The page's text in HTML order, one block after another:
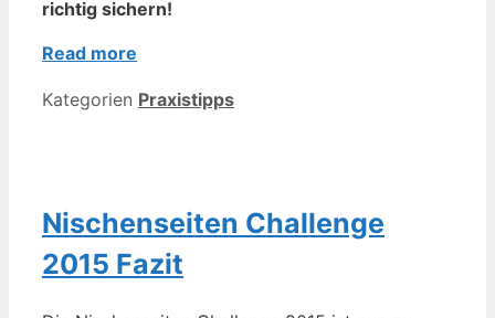
richtig sichern!
Read more
Kategorien Praxistipps
Nischenseiten Challenge
2015 Fazit